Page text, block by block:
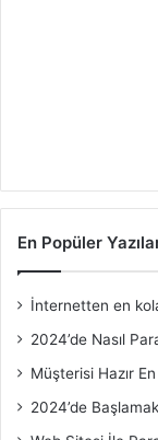
En Popüler
İnternetten en
2024’de Nasıl
Müşterisi Hazır
2024’de